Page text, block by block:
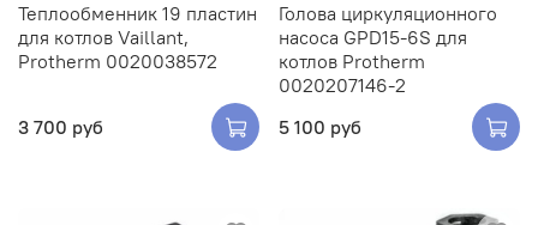
Теплообменник 19 пластин
для котлов Vaillant,
Protherm 0020038572
3 700 руб
Голова циркуляционного
насоса GPD15-6S для
котлов Protherm
0020207146-2
5 100 руб